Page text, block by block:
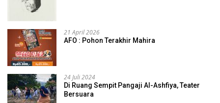
21 April 2026
AFO : Pohon Terakhir Mahira
24 Juli 2024
Di Ruang Sempit Pangaji Al-Ashfiya, Teater
Bersuara